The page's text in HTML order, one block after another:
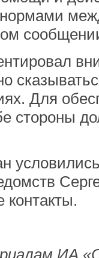
Для
стороны
контакты.
ИА